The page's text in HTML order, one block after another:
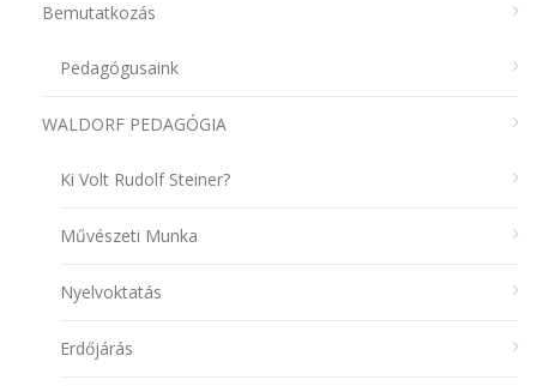
Bemutatkozás
Pedagógusaink
WALDORF PEDAGÓGIA
Ki Volt Rudolf Steiner?
Művészeti Munka
Nyelvoktatás
Erdőjárás